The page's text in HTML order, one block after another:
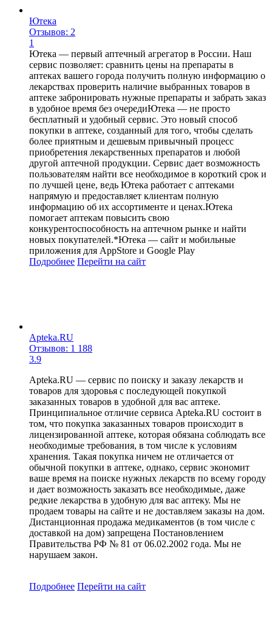
Ютека
Отзывов: 2
1
Ютека — первый аптечный агрегатор в России. Наш
сервис позволяет: сравнить цены на препараты в
аптеках вашего города получить полную информацию о
лекарствах проверить наличие выбранных товаров в
аптеке забронировать нужные препараты и забрать заказ
в удобное время без очередиЮтека — не просто
бесплатный и удобный сервис. Это новый способ
покупки в аптеке, созданный для того, чтобы сделать
более приятным и дешевым привычный процесс
приобретения лекарственных препаратов и любой
другой аптечной продукции. Сервис дает возможность
пользователям найти все необходимое в короткий срок и
по лучшей цене, ведь Ютека работает с аптеками
напрямую и предоставляет клиентам полную
информацию об их ассортименте и ценах.Ютека
помогает аптекам повысить свою
конкурентоспособность на аптечном рынке и найти
новых покупателей.*Ютека — сайт и мобильные
приложения для AppStore и Google Play
Подробнее Перейти на сайт
Apteka.RU
Отзывов: 1 188
3.9
Apteka.RU — сервис по поиску и заказу лекарств и
товаров для здоровья с последующей покупкой
заказанных товаров в удобной для вас аптеке.
Принципиальное отличие сервиса Apteka.RU состоит в
том, что покупка заказанных товаров происходит в
лицензированной аптеке, которая обязана соблюдать все
необходимые требования, в том числе к условиям
хранения. Такая покупка ничем не отличается от
обычной покупки в аптеке, однако, сервис экономит
ваше время на поиске нужных лекарств по всему городу
и дает возможность заказать все необходимые, даже
редкие лекарства в удобную для вас аптеку. Мы не
продаем товары на сайте и не доставляем заказы на дом.
Дистанционная продажа медикаментов (в том числе с
доставкой на дом) запрещена Постановлением
Правительства РФ № 81 от 06.02.2002 года. Мы не
нарушаем закон.
Подробнее Перейти на сайт